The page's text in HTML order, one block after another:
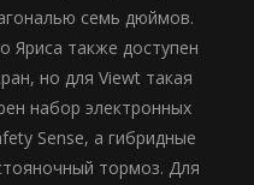
семь дюймов.
Яриса также доступен
но для Viewt такая
набор электронных
Sense, а гибридные
тормоз. Для